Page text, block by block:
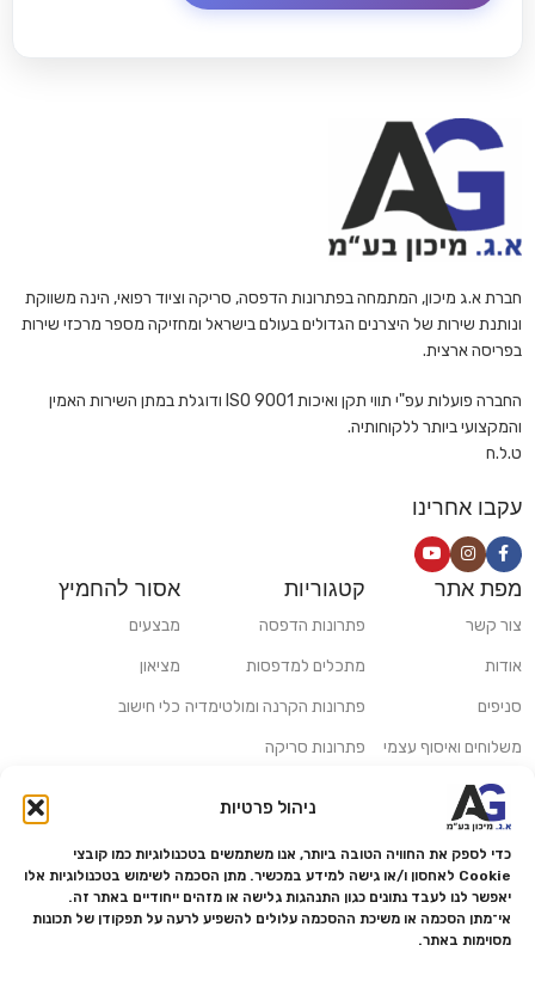
ניהול פרטיות
כדי לספק את החוויה הטובה ביותר, אנו משתמשים בטכנולוגיות כמו קובצי
Cookie לאחסון ו/או גישה למידע במכשיר. מתן הסכמה לשימוש בטכנולוגיות אלו
יאפשר לנו לעבד נתונים כגון התנהגות גלישה או מזהים ייחודיים באתר זה.
אי־מתן הסכמה או משיכת ההסכמה עלולים להשפיע לרעה על תפקודן של תכונות
מסוימות באתר.
חברת א.ג מיכון, המתמחה בפתרונות הדפסה, סריקה וציוד רפואי, הינה משווקת
ונותנת שירות של היצרנים הגדולים בעולם בישראל ומחזיקה מספר מרכזי שירות
בפריסה ארצית.
החברה פועלות עפ"י תווי תקן ואיכות ISO 9001 ודוגלת במתן השירות האמין
והמקצועי ביותר ללקוחותיה.
ט.ל.ח
עקבו אחרינו
מפת אתר
צור קשר
אודות
סניפים
משלוחים ואיסוף עצמי
מדריכים ומאמרים
מותגים
מעבדת תיקונים
הצהרת נגישות
מדיניות פרטיות
קטגוריות
פתרונות הדפסה
מתכלים למדפסות
פתרונות הקרנה ומולטימדיה
פתרונות סריקה
אסור להחמיץ
מבצעים
מציאון
כלי חישוב